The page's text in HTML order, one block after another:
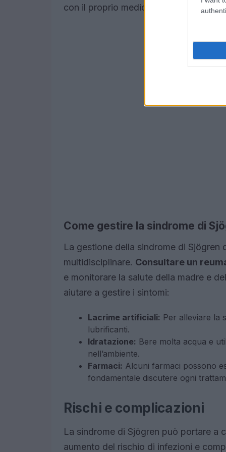
con il proprio medico.
Come gestire la sindrome di
La gestione della sindrome di
multidisciplinare. Consultare un
e monitorare la salute della madre e
aiutare a gestire i sintomi:
Lacrime artificiali: Per alleviare la
lubrificanti.
Idratazione: Bere molta acqua e
nell’ambiente.
Farmaci: Alcuni farmaci possono
fondamentale discutere ogni
Rischi e complicazioni
La sindrome di Sjögren può portare a
aumento del rischio di infezioni e